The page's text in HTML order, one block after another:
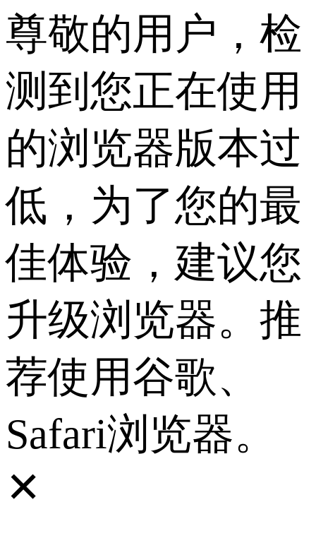
尊敬的用户，检
测到您正在使用
的浏览器版本过
低，为了您的最
佳体验，建议您
升级浏览器。推
荐使用谷歌、
Safari浏览器。
✕